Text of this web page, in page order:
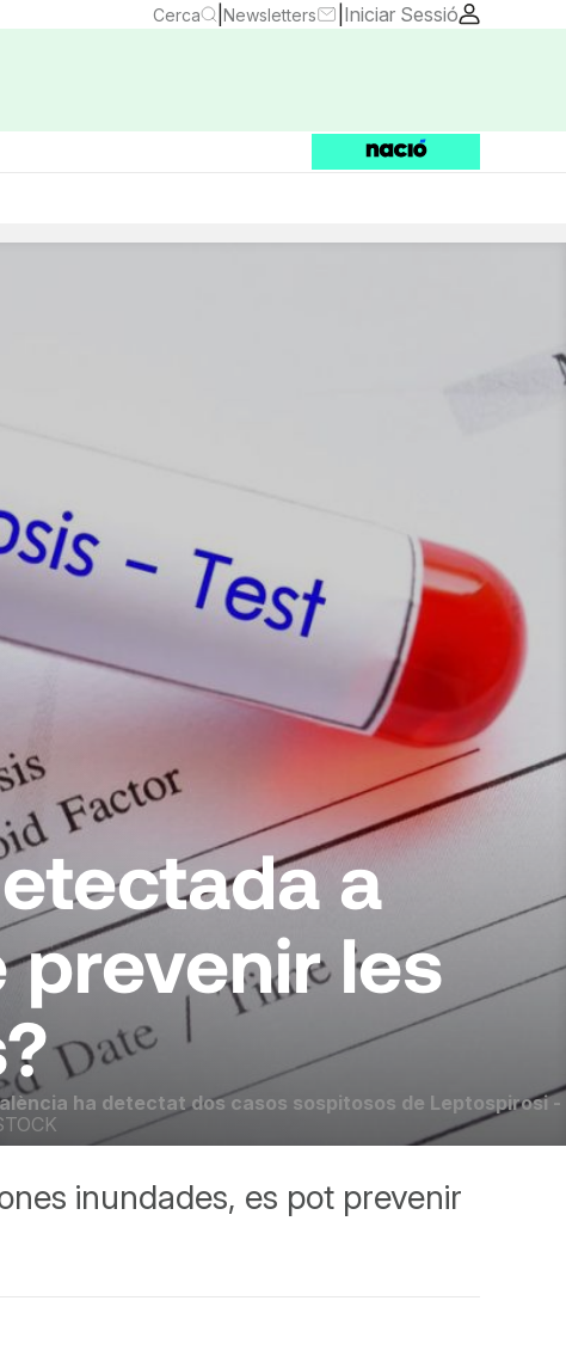
Cerca Newsletters Iniciar Sessió
ha detectat dos casos sospitosos de Leptospirosi -
a
prevenir les
inundades, es pot prevenir